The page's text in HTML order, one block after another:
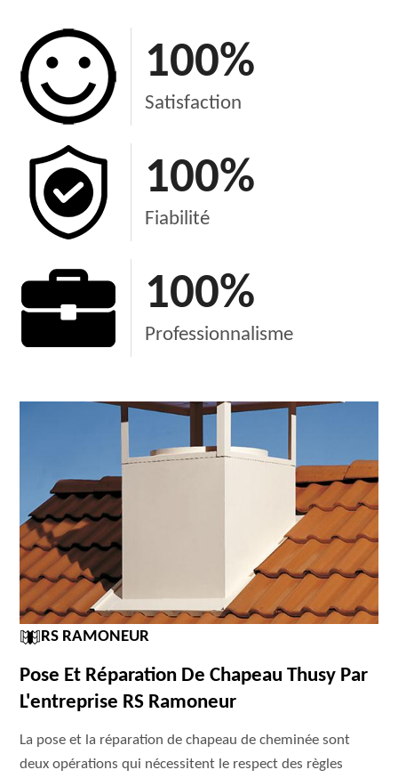
100%
Satisfaction
100%
Fiabilité
100%
Professionnalisme
RS RAMONEUR
Pose Et Réparation De Chapeau Thusy Par
L'entreprise RS Ramoneur
La pose et la réparation de chapeau de cheminée sont
deux opérations qui nécessitent le respect des règles